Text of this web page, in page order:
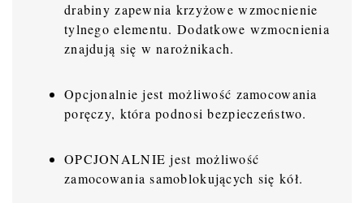
drabiny zapewnia krzyżowe wzmocnienie
tylnego elementu. Dodatkowe wzmocnienia
znajdują się w narożnikach.
Opcjonalnie jest możliwość zamocowania
poręczy, która podnosi bezpieczeństwo.
OPCJONALNIE jest możliwość
zamocowania samoblokujących się kół.